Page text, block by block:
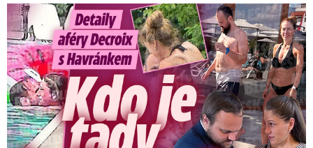
Detaily aféry Decroix s Havránkem: Kdo je tady královna?